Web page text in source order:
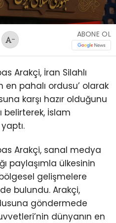
-
ABONE OL
Arakçi, İran Silahlı
en pahalı ordusu’ olarak
karşı hazır olduğunu
belirterek, İslam
Arakçi, sanal medya
paylaşımla ülkesinin
gelişmelere
bulundu. Arakçi,
göndermede
dünyanın en